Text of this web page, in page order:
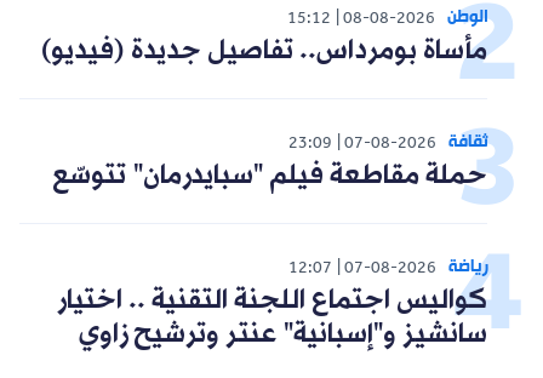
الوطن 08-08-2026
15:12
مأساة بومرداس.. تفاصيل جديدة (فيديو)
ثقافة 07-08-2026
23:09
حملة مقاطعة فيلم "سبايدرمان" تتوسّع
رياضة 07-08-2026
12:07
كواليس اجتماع اللجنة التقنية .. اختيار
سانشيز و"إسبانية" عنتر وترشيح زاوي